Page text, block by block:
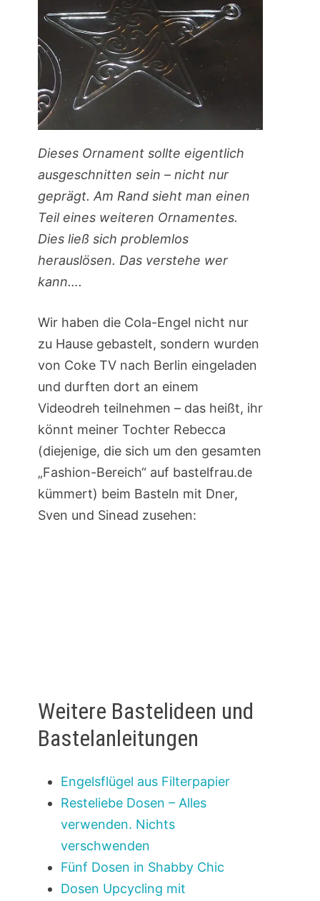
Dieses Ornament sollte eigentlich
ausgeschnitten sein – nicht nur
geprägt. Am Rand sieht man einen
Teil eines weiteren Ornamentes.
Dies ließ sich problemlos
herauslösen. Das verstehe wer
kann….
Wir haben die Cola-Engel nicht nur
zu Hause gebastelt, sondern wurden
von Coke TV nach Berlin eingeladen
und durften dort an einem
Videodreh teilnehmen – das heißt, ihr
könnt meiner Tochter Rebecca
(diejenige, die sich um den gesamten
„Fashion-Bereich“ auf bastelfrau.de
kümmert) beim Basteln mit Dner,
Sven und Sinead zusehen:
Weitere Bastelideen und
Bastelanleitungen
Engelsflügel aus Filterpapier
Resteliebe Dosen – Alles
verwenden. Nichts
verschwenden
Fünf Dosen in Shabby Chic
Dosen Upcycling mit